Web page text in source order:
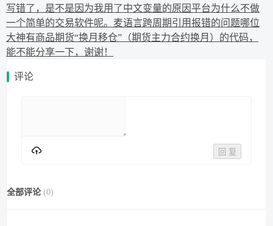
写错了，是不是因为我用了中文变量的原因平台为什么不做
一个简单的交易软件呢。 麦语言跨周期引用报错的问题哪位
大神有商品期货“换月移仓”（期货主力合约换月）的代码，
能不能分享一下，谢谢！
评论
回 复
全部评论 (0)